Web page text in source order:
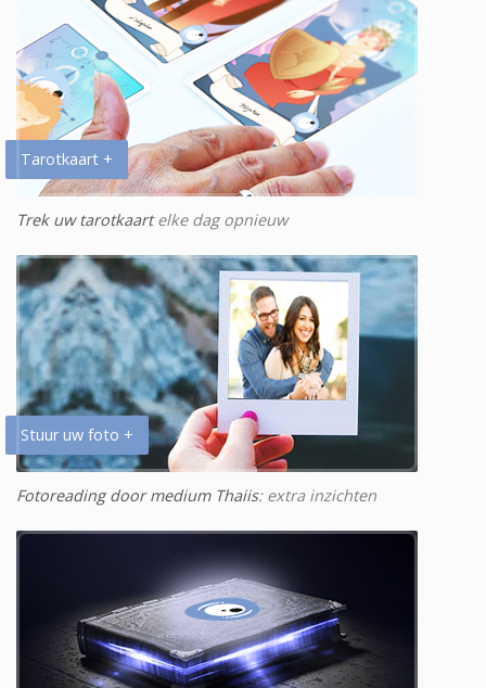
Tarotkaart +
Trek uw tarotkaartelke dag opnieuw
Stuur uw foto +
Fotoreading door medium Thaiis: extra inzichten